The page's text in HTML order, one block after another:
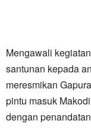
​Mengawali
santunan kepada
meresmikan
pintu masuk
dengan